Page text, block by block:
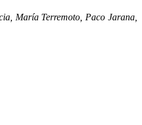
María Terremoto, Paco Jarana,